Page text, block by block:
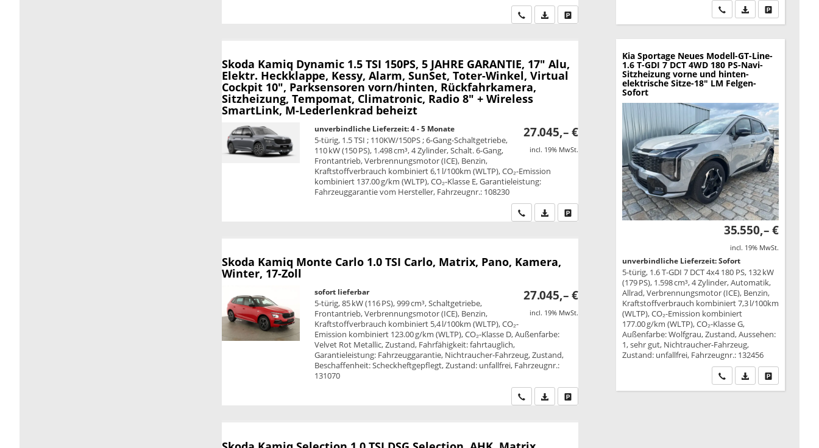
Wir rufen Sie anPDF-Datei, Fahrzeugexposé drucken
Skoda Kamiq Dynamic 1.5 TSI 150PS, 5 JAHRE GARANTIE, 17" Alu,
Elektr. Heckklappe, Kessy, Alarm, SunSet, Toter-Winkel, Virtual
Cockpit 10", Parksensoren vorn/hinten, Rückfahrkamera,
Sitzheizung, Tempomat, Climatronic, Radio 8" + Wireless
SmartLink, M-Lederlenkrad beheizt
27.045,– €
incl. 19% MwSt.
unverbindliche Lieferzeit: 4 - 5 Monate
5-türig, 1.5 TSI ; 110KW/150PS ; 6-Gang-Schaltgetriebe,
110 kW (150 PS), 1.498 cm³, 4 Zylinder, Schalt. 6-Gang,
Frontantrieb, Verbrennungsmotor (ICE), Benzin,
Kraftstoffverbrauch kombiniert 6,1 l/100km (WLTP), CO₂-Emission
kombiniert 137.00 g/km (WLTP), CO₂-Klasse E, Garantieleistung:
Fahrzeuggarantie vom Hersteller, Fahrzeugnr.: 108230
Wir rufen Sie anPDF-Datei, Fahrzeugexposé drucken
Drucken, parken oder vergleichen
Skoda Kamiq Monte Carlo 1.0 TSI Carlo, Matrix, Pano, Kamera,
Winter, 17-Zoll
27.045,– €
incl. 19% MwSt.
sofort lieferbar
5-türig, 85 kW (116 PS), 999 cm³, Schaltgetriebe,
Frontantrieb, Verbrennungsmotor (ICE), Benzin,
Kraftstoffverbrauch kombiniert 5,4 l/100km (WLTP), CO₂-
Emission kombiniert 123.00 g/km (WLTP), CO₂-Klasse D, Außenfarbe:
Velvet Rot Metallic, Zustand, Fahrfähigkeit: fahrtauglich,
Garantieleistung: Fahrzeuggarantie, Nichtraucher-Fahrzeug, Zustand,
Beschaffenheit: Scheckheftgepflegt, Zustand: unfallfrei, Fahrzeugnr.:
131070
Wir rufen Sie anPDF-Datei, Fahrzeugexposé drucken
Wir rufen Sie an
PDF-Datei,Drucken,
Kia Sportage Neues Modell-GT-Line-
1.6 T-GDI 7 DCT 4WD 180 PS-Navi-
Sitzheizung vorne und hinten-
elektrische Sitze-18" LM Felgen-
Sofort
35.550,– €
incl. 19% MwSt.
unverbindliche Lieferzeit: Sofort
5-türig, 1.6 T-GDI 7 DCT 4x4 180 PS, 132 kW
(179 PS), 1.598 cm³, 4 Zylinder, Automatik,
Allrad, Verbrennungsmotor (ICE), Benzin,
Kraftstoffverbrauch kombiniert 7,3 l/100km
(WLTP), CO₂-Emission kombiniert
177.00 g/km (WLTP), CO₂-Klasse G,
Außenfarbe: Wolfgrau, Zustand, Aussehen:
1, sehr gut, Nichtraucher-Fahrzeug,
Zustand: unfallfrei, Fahrzeugnr.: 132456
Wir rufen Sie an
PDF-Datei,Drucken,